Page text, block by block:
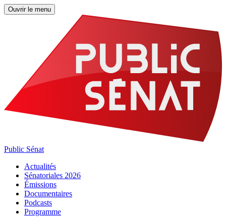
Ouvrir le menu
Public Sénat
Actualités
Sénatoriales 2026
Émissions
Documentaires
Podcasts
Programme